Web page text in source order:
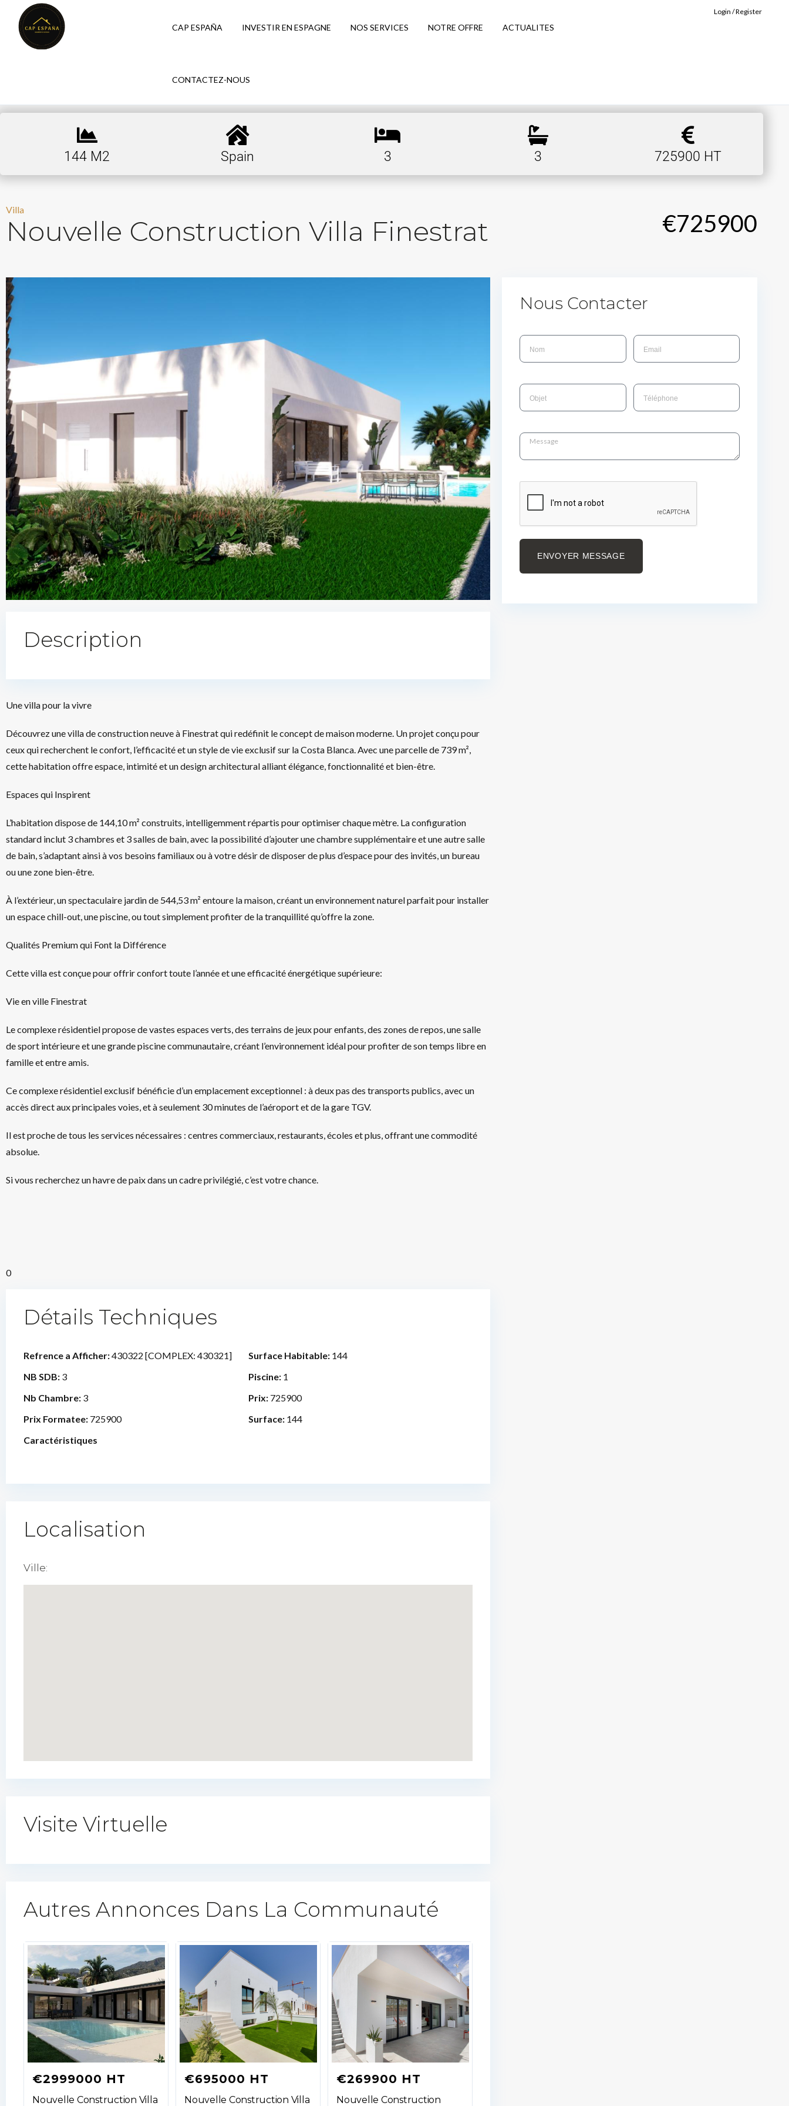
CAP ESPAÑA INVESTIR EN ESPAGNE NOS SERVICES NOTRE OFFRE ACTUALITES
CONTACTEZ-NOUS
Login / Register
144 M2 Spain 3 3 725900 HT
Villa
Nouvelle Construction Villa Finestrat €725900
Description
Une villa pour la vivre
Découvrez une villa de construction neuve à Finestrat qui redéfinit le concept de maison moderne. Un projet conçu pour
ceux qui recherchent le confort, l’efficacité et un style de vie exclusif sur la Costa Blanca. Avec une parcelle de 739 m²,
cette habitation offre espace, intimité et un design architectural alliant élégance, fonctionnalité et bien-être.
Espaces qui Inspirent
L’habitation dispose de 144,10 m² construits, intelligemment répartis pour optimiser chaque mètre. La configuration
standard inclut 3 chambres et 3 salles de bain, avec la possibilité d’ajouter une chambre supplémentaire et une autre salle
de bain, s’adaptant ainsi à vos besoins familiaux ou à votre désir de disposer de plus d’espace pour des invités, un bureau
ou une zone bien-être.
À l’extérieur, un spectaculaire jardin de 544,53 m² entoure la maison, créant un environnement naturel parfait pour installer
un espace chill-out, une piscine, ou tout simplement profiter de la tranquillité qu’offre la zone.
Qualités Premium qui Font la Différence
Cette villa est conçue pour offrir confort toute l’année et une efficacité énergétique supérieure:
Vie en ville Finestrat
Le complexe résidentiel propose de vastes espaces verts, des terrains de jeux pour enfants, des zones de repos, une salle
de sport intérieure et une grande piscine communautaire, créant l’environnement idéal pour profiter de son temps libre en
famille et entre amis.
Ce complexe résidentiel exclusif bénéficie d’un emplacement exceptionnel : à deux pas des transports publics, avec un
accès direct aux principales voies, et à seulement 30 minutes de l’aéroport et de la gare TGV.
Il est proche de tous les services nécessaires : centres commerciaux, restaurants, écoles et plus, offrant une commodité
absolue.
Si vous recherchez un havre de paix dans un cadre privilégié, c’est votre chance.
0
Détails Techniques
Refrence a Afficher:430322 [COMPLEX: 430321] Surface Habitable: 144
NB SDB: 3 Piscine: 1
Nb Chambre: 3 Prix: 725900
Prix Formatee: 725900 Surface: 144
Caractéristiques
Localisation
Ville:
Visite Virtuelle
Autres Annonces Dans La Communauté​
€2999000 HT
Nouvelle Construction Villa
€695000 HT
Nouvelle Construction Villa
€269900 HT
Nouvelle Construction
Nous Contacter
ENVOYER MESSAGE
Password
LOGIN
No apps configured. Please contact
your administrator.
Lost your password?